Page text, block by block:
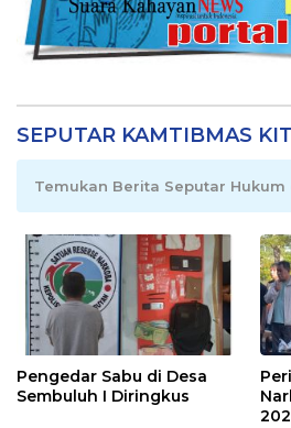
SEPUTAR KAMTIBMAS
Temukan Berita Seputar Hukum
Pengedar Sabu di Desa
Sembuluh I Diringkus